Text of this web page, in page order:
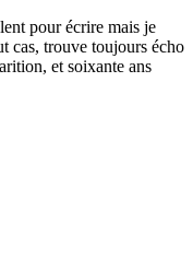
pour écrire mais je
cas, trouve toujours écho
et soixante ans